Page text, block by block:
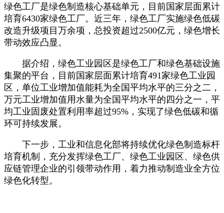
绿色工厂是绿色制造核心基础单元，目前国家层面累计
培育6430家绿色工厂。近三年，绿色工厂实施绿色低碳
改造升级项目万余项，总投资超过2500亿元，绿色增长
带动效应凸显。
据介绍，绿色工业园区是绿色工厂和绿色基础设施
集聚的平台，目前国家层面累计培育491家绿色工业园
区，单位工业增加值能耗为全国平均水平的三分之二，
万元工业增加值用水量为全国平均水平的四分之一，平
均工业固废处置利用率超过95%，实现了绿色低碳和循
环可持续发展。
下一步，工业和信息化部将持续优化绿色制造标杆
培育机制，充分发挥绿色工厂、绿色工业园区、绿色供
应链管理企业的引领带动作用，着力推动制造业全方位
绿色化转型。